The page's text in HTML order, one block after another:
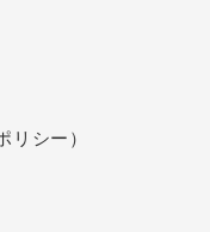
リシー）